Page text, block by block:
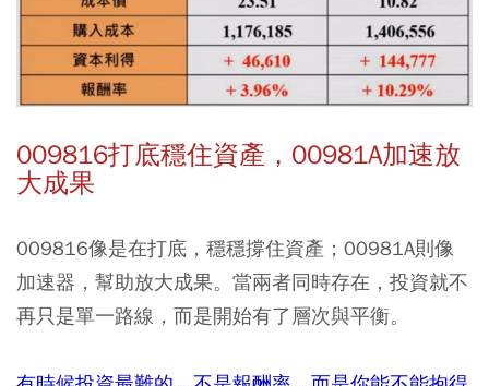
009816打底穩住資產，00981A加速放
大成果
009816像是在打底，穩穩撐住資產；00981A則像
加速器，幫助放大成果。當兩者同時存在，投資就不
再只是單一路線，而是開始有了層次與平衡。